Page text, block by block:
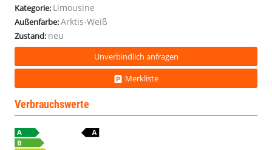
Kategorie: Limousine
Außenfarbe:Arktis-Weiß
Zustand: neu
Unverbindlich anfragen
Merkliste
Verbrauchswerte